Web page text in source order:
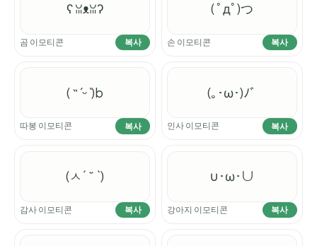
ʕ ꈍᴥꈍʔ
곰 이모티콘 복사
( ﾟдﾟ)つ
손 이모티콘 복사
( ˶ˊᵕˋ)b
따봉 이모티콘 복사
(｡･ω･)ﾉﾞ
인사 이모티콘 복사
(ㅅ´ ˘ `)
감사 이모티콘 복사
∪･ω･∪
강아지 이모티콘 복사